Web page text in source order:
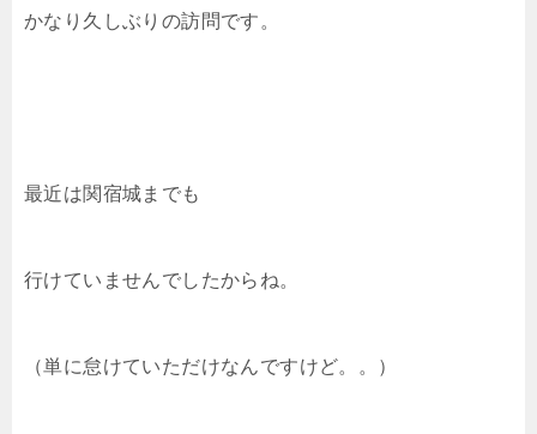
かなり久しぶりの訪問です。
最近は関宿城までも
行けていませんでしたからね。
（単に怠けていただけなんですけど。。）